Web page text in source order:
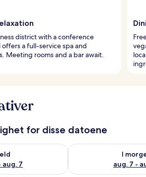
district with a conference
a full-service spa and
Meeting rooms and a bar await.
for disse datoene
aug. 7
i kveld, aug. 6 - aug. 7
I
aug. 7 -
Sjekk tilgjengelighet